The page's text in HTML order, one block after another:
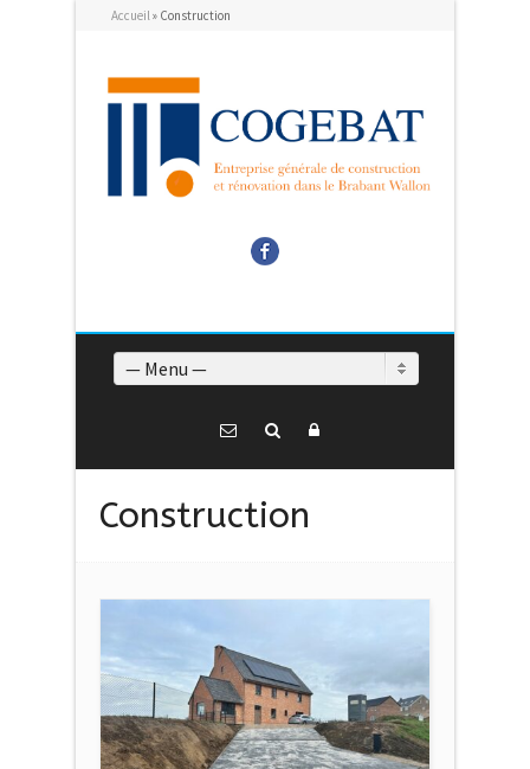
Accueil» Construction
— Menu —
Construction